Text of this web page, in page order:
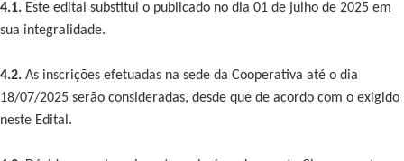
4.1. Este edital substitui o publicado no dia 01 de julho de 2025 em
sua integralidade.
4.2. As inscrições efetuadas na sede da Cooperativa até o dia
18/07/2025 serão consideradas, desde que de acordo com o exigido
neste Edital.